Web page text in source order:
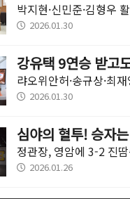
2026.01.30
2026.01.30
심야의 혈투! 승자
2026.01.26